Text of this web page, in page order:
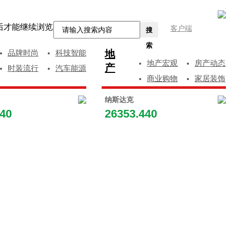
客户端
搜
索
品牌时尚
科技智能
时装流行
汽车能源
地
产
地产宏观
房产动态
商业购物
家居装饰
纳斯达克
26353.440
才能继续浏览